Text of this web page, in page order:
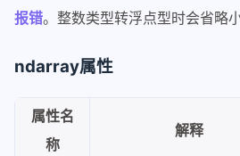
报错。整数类型转浮点型时会省略
ndarray属性
属性名
称
解释